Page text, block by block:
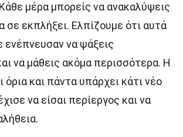
μέρα μπορείς να ανακαλύψεις
σε εκπλήξει. Ελπίζουμε ότι αυτά
ενέπνευσαν να ψάξεις
να μάθεις ακόμα περισσότερα. Η
όρια και πάντα υπάρχει κάτι νέο
να είσαι περίεργος και να